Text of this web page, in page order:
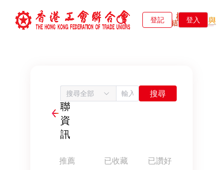
登記 登入
工
聯
資
訊
搜尋全部 搜尋
推薦 已收藏 已讚好